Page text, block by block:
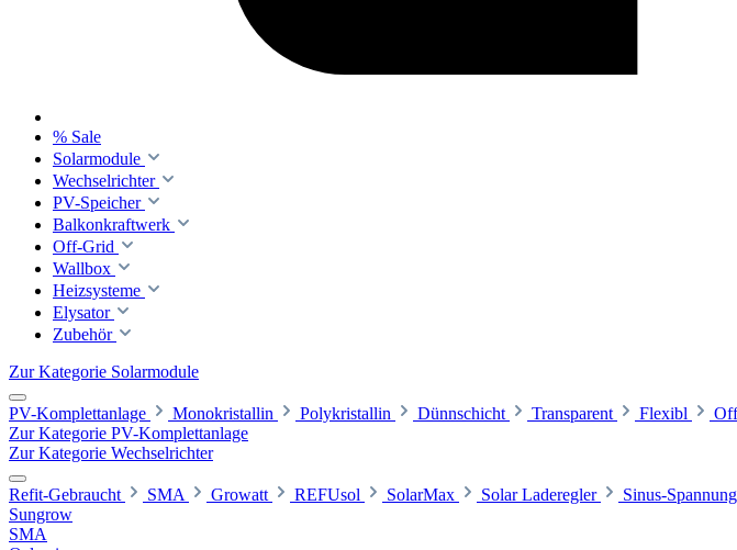
% Sale
Solarmodule
Wechselrichter
PV-Speicher
Balkonkraftwerk
Off-Grid
Wallbox
Heizsysteme
Elysator
Zubehör
Zur Kategorie Solarmodule
PV-Komplettanlage Monokristallin Polykristallin Dünnschicht Transparent Flexibl
Zur Kategorie PV-Komplettanlage
Zur Kategorie Wechselrichter
Refit-Gebraucht SMA Growatt REFUsol SolarMax Solar Laderegler Sinus-
Sungrow
SMA